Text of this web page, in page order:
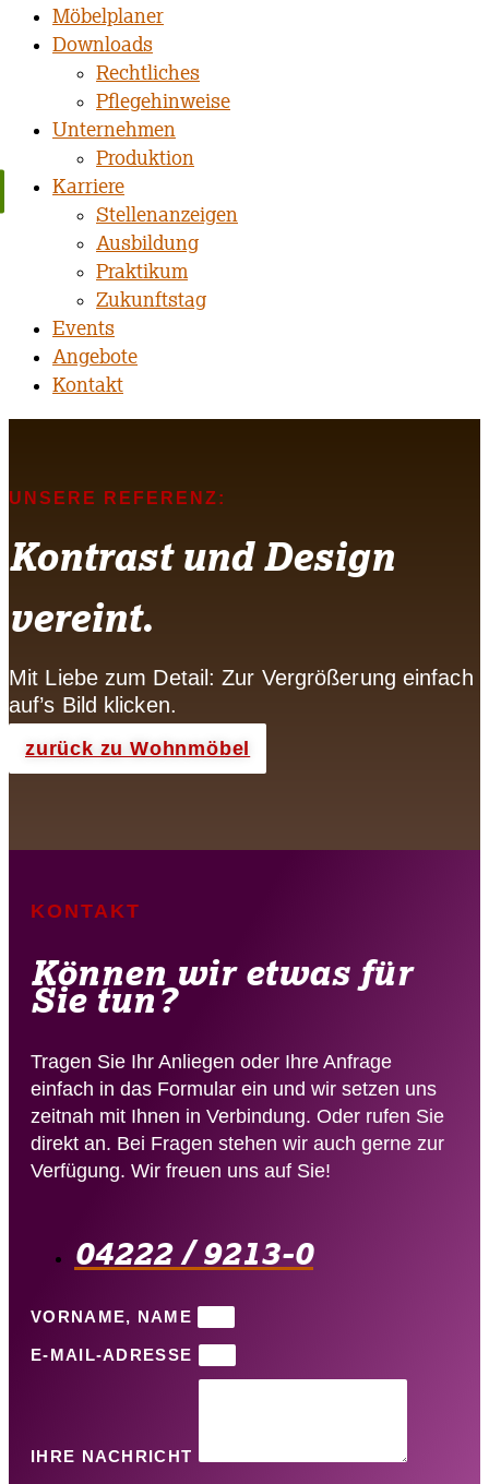
Möbelplaner
Downloads
Rechtliches
Pflegehinweise
Unternehmen
Produktion
Karriere
Stellenanzeigen
Ausbildung
Praktikum
Zukunftstag
Events
Angebote
Kontakt
UNSERE REFERENZ:
Kontrast und Design
vereint.
Mit Liebe zum Detail: Zur Vergrößerung einfach
auf’s Bild klicken.
zurück zu Wohnmöbel
KONTAKT
Können wir etwas für
Sie tun?
Tragen Sie Ihr Anliegen oder Ihre Anfrage
einfach in das Formular ein und wir setzen uns
zeitnah mit Ihnen in Verbindung. Oder rufen Sie
direkt an. Bei Fragen stehen wir auch gerne zur
Verfügung. Wir freuen uns auf Sie!
04222 / 9213-0​
VORNAME, NAME
E-MAIL-ADRESSE
IHRE NACHRICHT